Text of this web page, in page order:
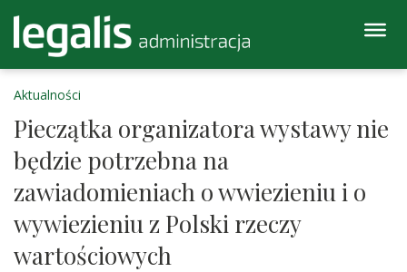
Aktualności
Pieczątka organizatora wystawy nie
będzie potrzebna na
zawiadomieniach o wwiezieniu i o
wywiezieniu z Polski rzeczy
wartościowych